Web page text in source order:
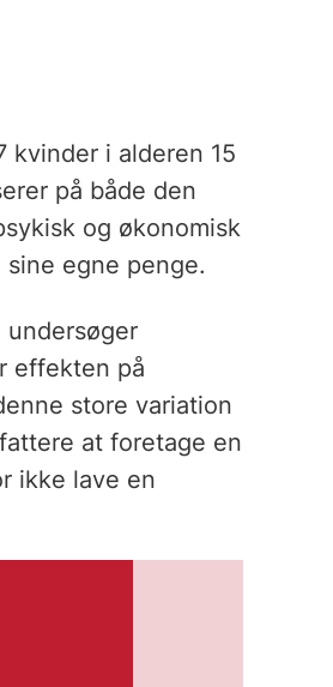
kvinder i alderen 15
på både den
og økonomisk
egne penge.
undersøger
effekten på
store variation
at foretage en
ikke lave en